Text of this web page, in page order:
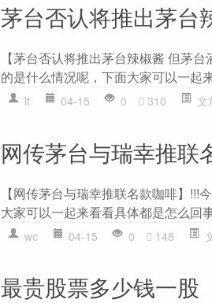
茅台否认将推出茅台
【茅台否认将推出茅台辣椒酱 但茅
的是什么情况呢，下面大家可以一起
lt 04-15 0 310 文
网传茅台与瑞幸推联
【网传茅台与瑞幸推联名款咖啡】
大家可以一起来看看具体都是怎么回
wc 04-15 0 148
最贵股票多少钱一股